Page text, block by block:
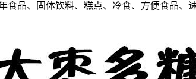
食品、固体饮料、糕点、冷食、方便食品、